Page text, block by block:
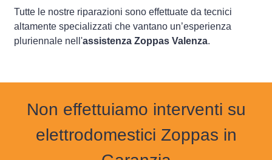
Tutte le nostre riparazioni sono effettuate da tecnici
altamente specializzati che vantano un’esperienza
pluriennale nell'assistenza Zoppas Valenza.
Non effettuiamo interventi su
elettrodomestici Zoppas in